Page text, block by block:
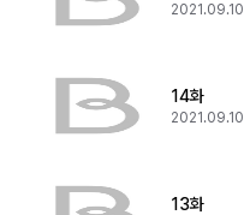
2021.09.10
14화
2021.09.10
13화